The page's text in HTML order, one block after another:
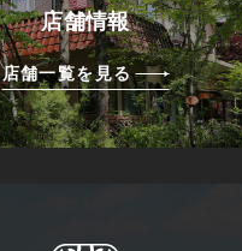
店舗情報
店舗一覧を見る